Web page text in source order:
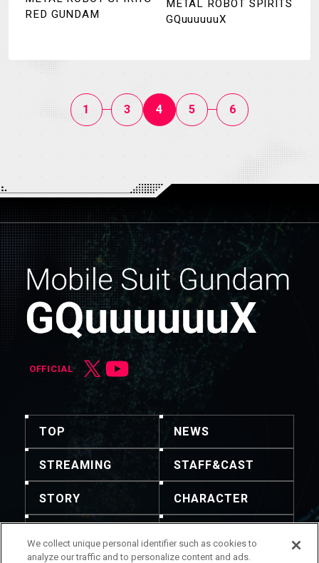
RED GUNDAM
METAL ROBOT SPIRITS
GQuuuuuuX
1 3 4 5 6
OFFICIAL
TOP NEWS
STREAMING STAFF&CAST
STORY CHARACTER
We collect unique personal identifier such as cookies to
analyze our traffic and to personalize content and ads.